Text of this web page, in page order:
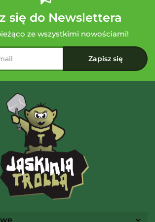
się do Newslettera
ze wszystkimi nowościami!